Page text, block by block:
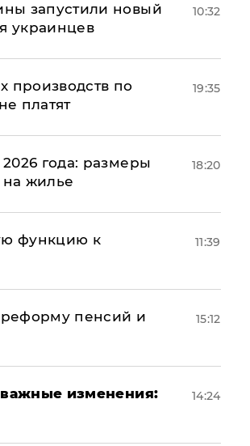
запустили новый
украинцев
10:32
производств по
платят
19:35
года: размеры
жилье
18:20
функцию к
11:39
реформу пенсий и
15:12
важные изменения:
14:24